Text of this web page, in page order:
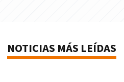
NOTICIAS MÁS LEÍDAS